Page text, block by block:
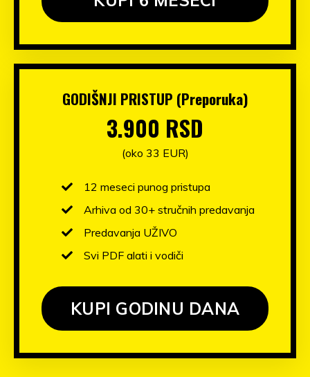
GODIŠNJI PRISTUP (Preporuka)
3.900 RSD
(oko 33 EUR)
12 meseci punog pristupa
Arhiva od 30+ stručnih predavanja
Predavanja UŽIVO
Svi PDF alati i vodiči
KUPI GODINU DANA